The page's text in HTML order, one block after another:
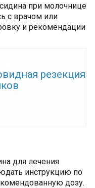
при молочнице
с врачом или
и рекомендации
резекция
для лечения
инструкцию по
дозу.